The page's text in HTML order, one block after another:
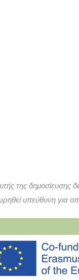
της δημοσίευσης
υπεύθυνη για